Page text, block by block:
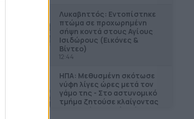
Λυκαβηττός: Εντοπίστηκε
πτώμα σε προχωρημένη
σήψη κοντά στους Αγίους
Ισιδώρους (Εικόνες &
Βίντεο)
12:44
ΗΠΑ: Μεθυσμένη σκότωσε
νύφη λίγες ώρες μετά τον
γάμο της - Στο αστυνομικό
τμήμα ζητούσε κλαίγοντας
τον πατέρα της (Εικόνες &